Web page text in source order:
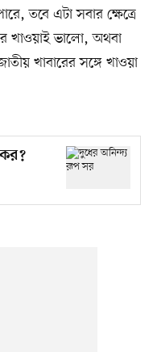
তবে এটা সবার ক্ষেত্রে
খাওয়াই ভালো, অথবা
খাবারের সঙ্গে খাওয়া